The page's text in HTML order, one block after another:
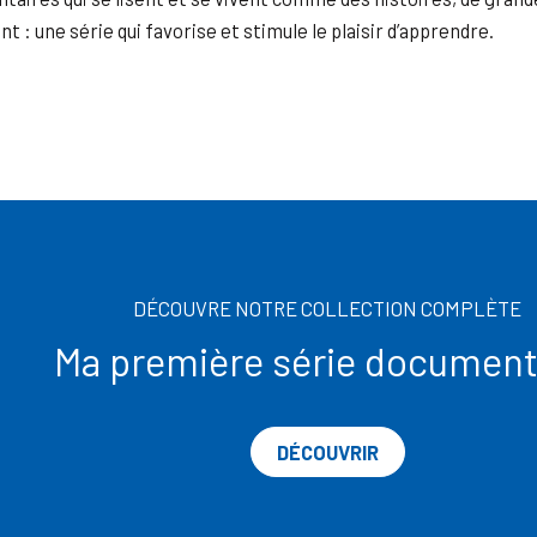
: une série qui favorise et stimule le plaisir d’apprendre.
DÉCOUVRE NOTRE COLLECTION COMPLÈTE
Ma première série
DÉCOUVRIR